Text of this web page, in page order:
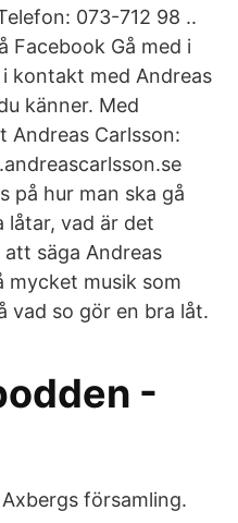
073-712 98 ..
Facebook Gå med i
kontakt med Andreas
känner. Med
Andreas Carlsson:
på hur man ska gå
låtar, vad är det
säga Andreas
mycket musik som
vad so gör en bra låt.
-
församling.